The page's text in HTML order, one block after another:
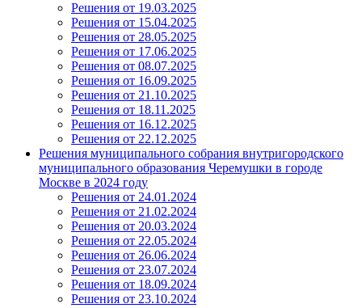
Решения от 19.03.2025
Решения от 15.04.2025
Решения от 28.05.2025
Решения от 17.06.2025
Решения от 08.07.2025
Решения от 16.09.2025
Решения от 21.10.2025
Решения от 18.11.2025
Решения от 16.12.2025
Решения от 22.12.2025
Решения муниципального собрания внутригородского
муниципального образования Черемушки в городе
Москве в 2024 году
Решения от 24.01.2024
Решения от 21.02.2024
Решения от 20.03.2024
Решения от 22.05.2024
Решения от 26.06.2024
Решения от 23.07.2024
Решения от 18.09.2024
Решения от 23.10.2024